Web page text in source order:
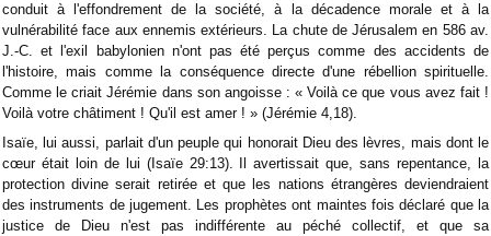
conduit à l'effondrement de la société, à la décadence morale et à la
vulnérabilité face aux ennemis extérieurs. La chute de Jérusalem en 586 av.
J.-C. et l'exil babylonien n'ont pas été perçus comme des accidents de
l'histoire, mais comme la conséquence directe d'une rébellion spirituelle.
Comme le criait Jérémie dans son angoisse : « Voilà ce que vous avez fait !
Voilà votre châtiment ! Qu'il est amer ! » (Jérémie 4,18).
Isaïe, lui aussi, parlait d'un peuple qui honorait Dieu des lèvres, mais dont le
cœur était loin de lui (Isaïe 29:13). Il avertissait que, sans repentance, la
protection divine serait retirée et que les nations étrangères deviendraient
des instruments de jugement. Les prophètes ont maintes fois déclaré que la
justice de Dieu n'est pas indifférente au péché collectif, et que sa